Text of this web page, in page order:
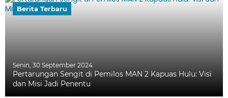
Berita Terbaru
Senin, 30 September 2024
Pertarungan Sengit di Pemilos MAN 2 Kapuas Hulu: Visi
dan Misi Jadi Penentu